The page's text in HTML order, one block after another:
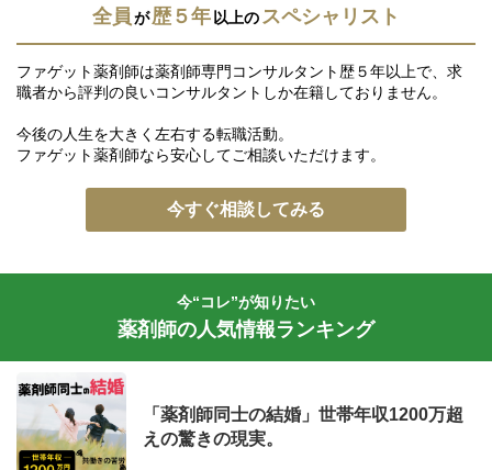
全員が歴５年以上のスペシャリスト
ファゲット薬剤師は薬剤師専門コンサルタント歴５年以上で、求
職者から評判の良いコンサルタントしか在籍しておりません。
今後の人生を大きく左右する転職活動。
ファゲット薬剤師なら安心してご相談いただけます。
今すぐ相談してみる
今“コレ”が知りたい
薬剤師の人気情報ランキング
「薬剤師同士の結婚」世帯年収1200万超
えの驚きの現実。